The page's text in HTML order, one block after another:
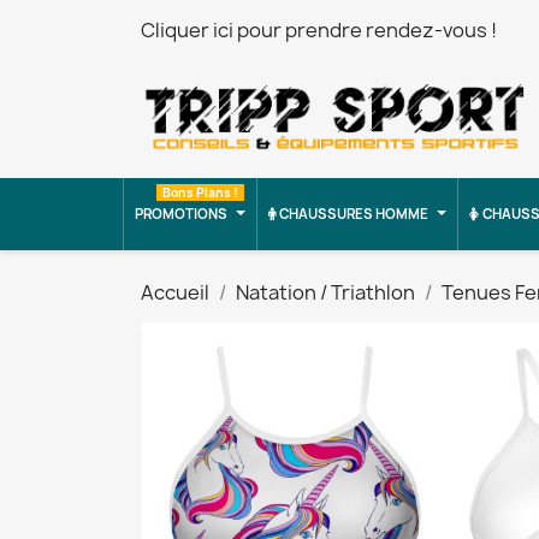
Cliquer ici pour prendre rendez-vous !
PROMOTIONS
Bons Plans !
CHAUSSURES HOMME
Accueil Natation / Triathlon Tenues